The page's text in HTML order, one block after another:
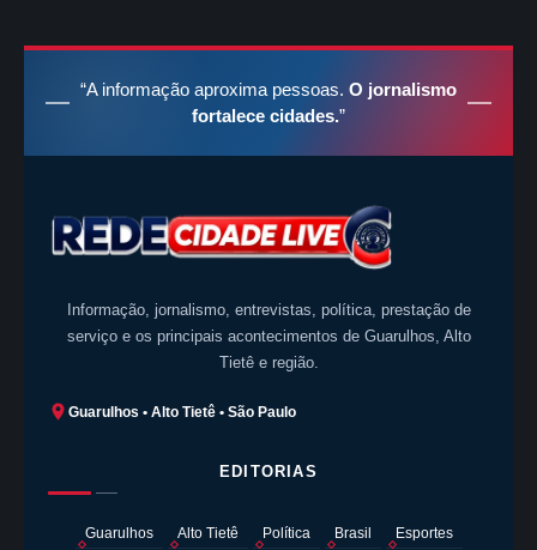
“A informação aproxima pessoas. O jornalismo
fortalece cidades.”
Informação, jornalismo, entrevistas, política, prestação de
serviço e os principais acontecimentos de Guarulhos, Alto
Tietê e região.
Guarulhos • Alto Tietê • São Paulo
EDITORIAS
Guarulhos Alto Tietê Política Brasil
Esportes